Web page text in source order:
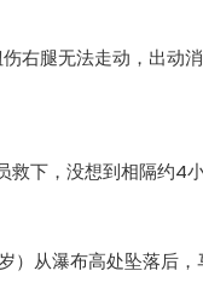
右腿无法走动，出动消
救下，没想到相隔约4
）从瀑布高处坠落后